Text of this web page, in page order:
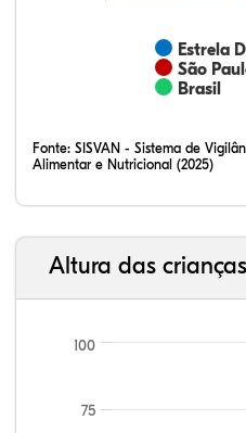
Estrela
São
Brasil
Fonte: SISVAN - Sistema de
Alimentar e Nutricional (2025)
Altura das
75
100